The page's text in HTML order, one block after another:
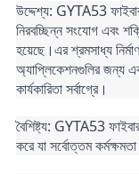
উদ্দেশ্য: GYTA53
নিরবচ্ছিন্ন সংযোগ এবং
হয়েছে।এর শ্রমসাধ্য
অ্যাপ্লিকেশনগুলির জন্য
কার্যকারিতা সর্বাগ্রে।
বৈশিষ্ট্য: GYTA53
করে যা সর্বোত্তম